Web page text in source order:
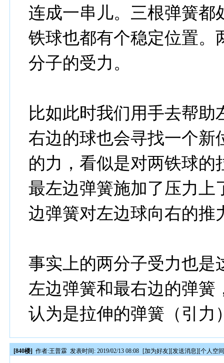
连成一串儿。三根弹簧都
铁球也都有个稳定位置。
分子的受力。
比如此时我们用手去帮
右边的球也会寻找一个新
的力，看似是对两铁球的
最左边弹簧施加了压力上
边弹簧对左边球向右的推
事实上的两分子受力也是
左边弹簧和最右边的弹簧
认为是拉伸的弹簧（引力
[840楼] 作者:王普霖 发表时间: 2019/02/13 08:08 [加为好友][发送消息][个人空